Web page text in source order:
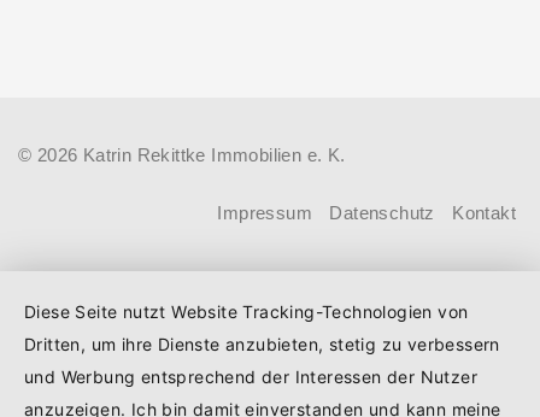
beantragen. Für Familien mit einem
Kind steigt der Förderhöchstbetrag von
Euro (vorher: 125.000 Euro) und für
Familien mit drei und mehr Kindern auf
© 2026 Katrin Rekittke Immobilien e. K.
Impressum Datenschutz Kontakt
Diese Seite nutzt Website Tracking-Technologien von
Dritten, um ihre Dienste anzubieten, stetig zu verbessern
und Werbung entsprechend der Interessen der Nutzer
anzuzeigen. Ich bin damit einverstanden und kann meine